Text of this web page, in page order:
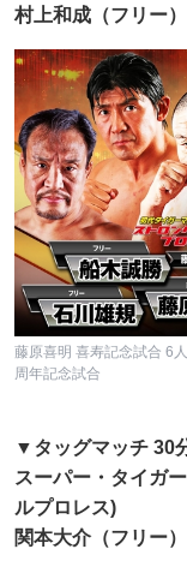
村上和成（フリー）
藤原喜明 喜寿記念試合 6
周年記念試合
▼タッグマッチ 30
スーパー・タイガ
ルプロレス)
関本大介（フリー）